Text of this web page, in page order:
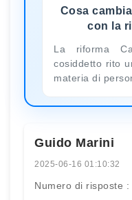
Cosa
con la
La riforma
cosiddetto rito
materia di
Guido Marini
2025-06-16 01:10:32
Numero di risposte :